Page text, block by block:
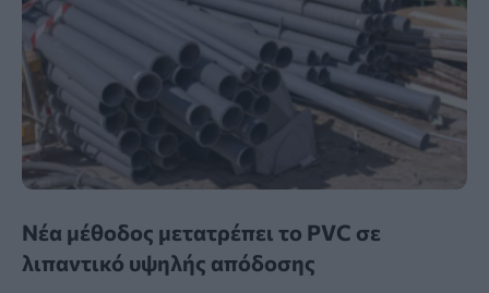
Νέα μέθοδος μετατρέπει το PVC σε
λιπαντικό υψηλής απόδοσης